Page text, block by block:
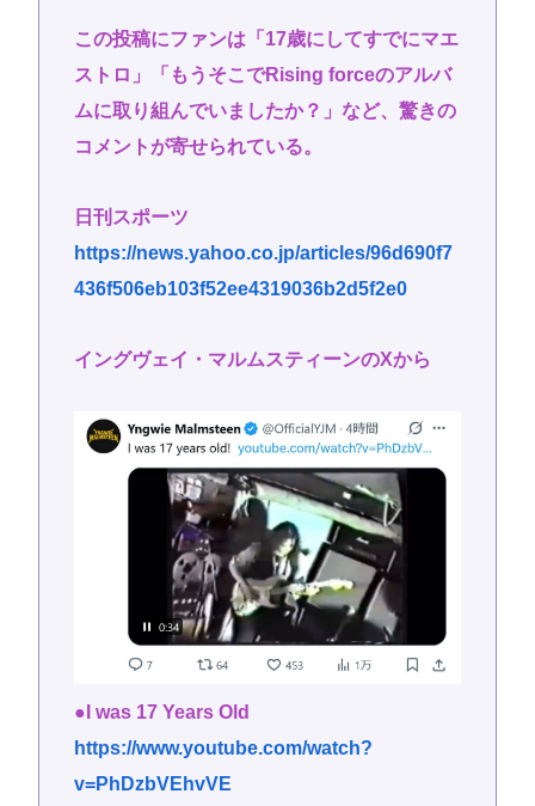
この投稿にファンは「17歳にしてすでにマエ
ストロ」「もうそこでRising forceのアルバ
ムに取り組んでいましたか？」など、驚きの
コメントが寄せられている。
日刊スポーツ
https://news.yahoo.co.jp/articles/96d690f7
436f506eb103f52ee4319036b2d5f2e0
イングヴェイ・マルムスティーンのXから
●I was 17 Years Old
https://www.youtube.com/watch?
v=PhDzbVEhvVE